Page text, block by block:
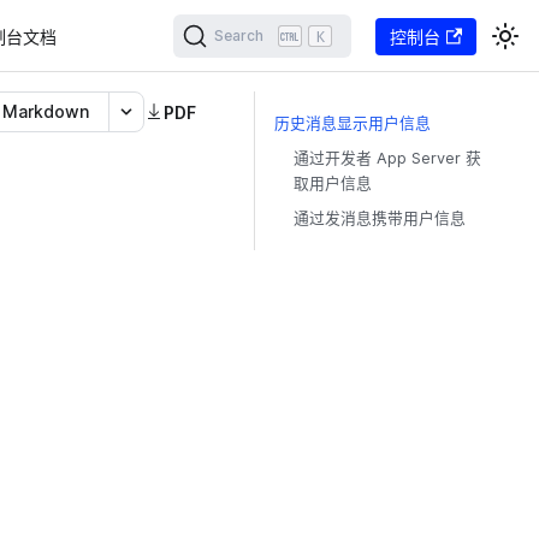
台文档 Search K 控制台
Markdown PDF
历史消息显示用户信息
通过开发者 App Server 获
取用户信息
通过发消息携带用户信息